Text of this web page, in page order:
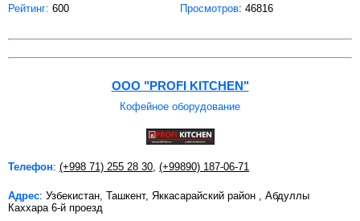
Рейтинг: 600 Просмотров: 46816
ООО "PROFI KITCHEN"
Кофейное оборудование
Телефон: (+998 71) 255 28 30, (+99890) 187-06-71
Адрес: Узбекистан, Ташкент, Яккасарайский район , Абдуллы
Каххара 6-й проезд